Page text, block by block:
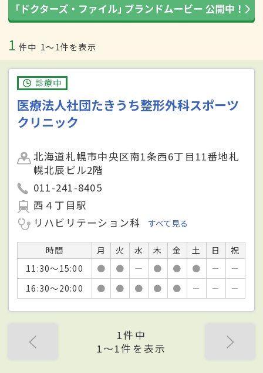
1 件中 1〜1件を表示
診療中
医療法人社団たきうち整形外科スポーツ
クリニック
北海道札幌市中央区南1条西6丁目11番地札
幌北辰ビル2階
011-241-8405
西４丁目駅
リハビリテーション科
すべて見る
時間 月 火 水 木 金 土 日
祝
11:30～15:00
● ● － ● ● ● －
－
16:30～20:00
● ● ● ● ● － － －
1件中
1〜1件を表示